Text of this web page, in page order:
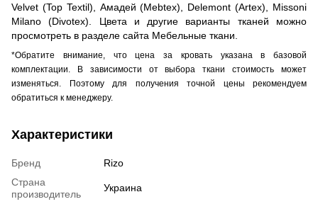
Velvet (Top Textil), Амадей (Mebtex), Delemont (Artex), Missoni
Milano (Divotex). Цвета и другие варианты тканей можно
просмотреть в разделе сайта Мебельные ткани
*Обратите внимание, что цена за кровать указана в базовой
комплектации. В зависимости от выбора ткани стоимость может
изменяться. Поэтому для получения точной цены рекомендуем
обратиться к менеджеру.
Характеристики
Бренд
Rizo
Страна
производитель
Украина